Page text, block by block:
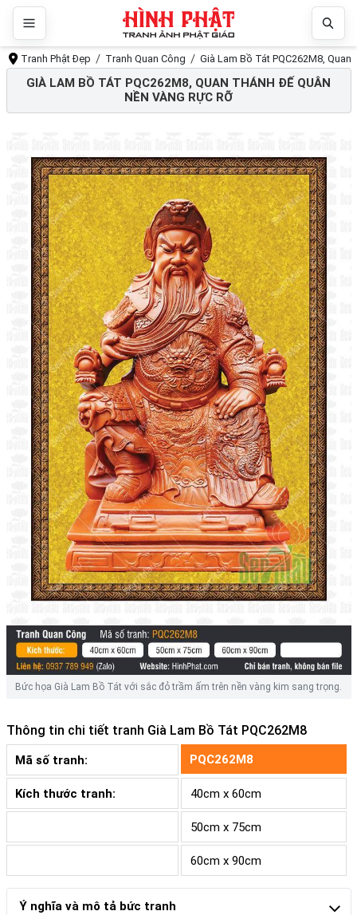
Tranh Phật Đẹp Tranh Quan Công Già Lam Bồ Tát PQC262M8,
GIÀ LAM BỒ TÁT PQC262M8, QUAN THÁNH ĐẾ QUÂN
NỀN VÀNG RỰC RỠ
Bức họa Già Lam Bồ Tát với sắc đỏ trầm ấm trên nền vàng kim sang trọng.
Thông tin chi tiết tranh Già Lam Bồ Tát PQC262M8
Mã số tranh: PQC262M8
Kích thước tranh: 40cm x 60cm
50cm x 75cm
60cm x 90cm
Ý nghĩa và mô tả bức tranh